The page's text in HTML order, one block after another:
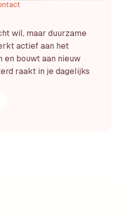
wil, maar duurzame
actief aan het
en bouwt aan nieuw
raakt in je dagelijks